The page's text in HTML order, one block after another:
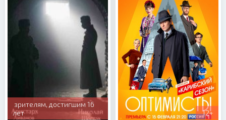
зрителям, достигшим 16
лет
12+